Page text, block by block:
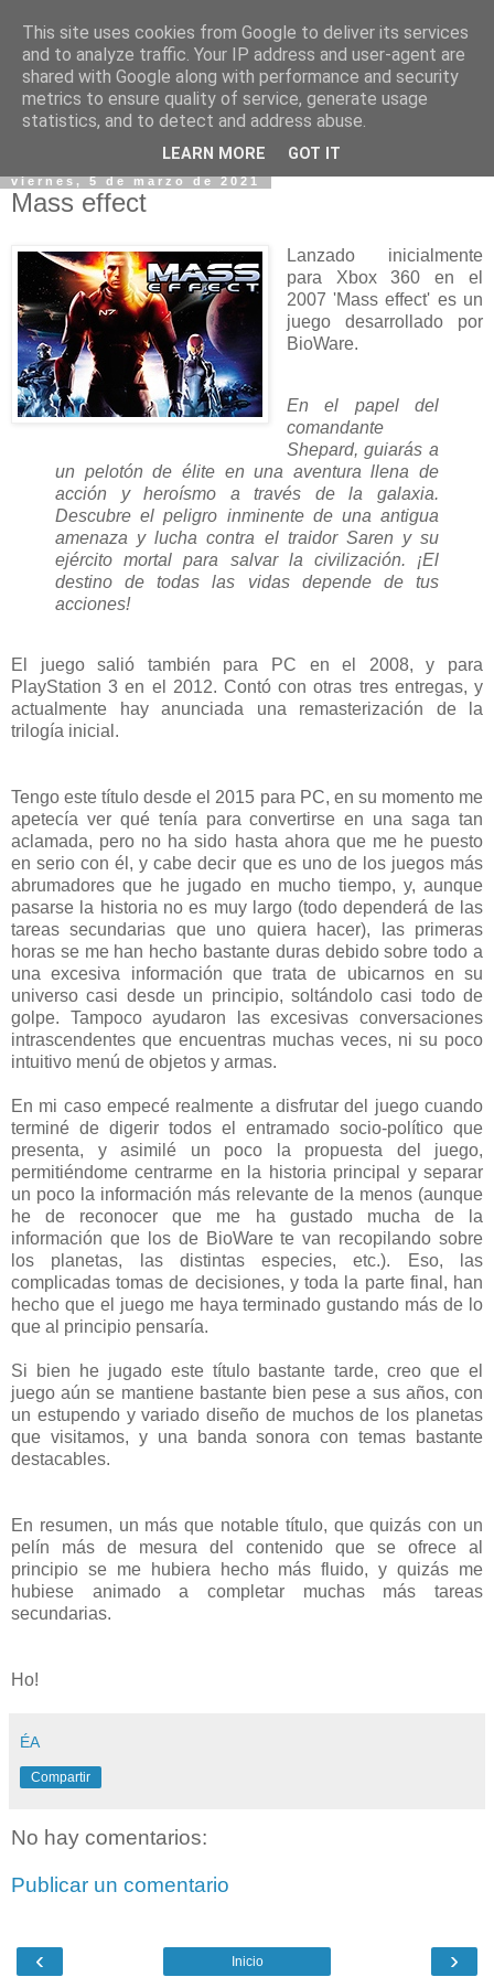
viernes, 5 de marzo de 2021
Mass effect
Lanzado inicialmente
para Xbox 360 en el
2007 'Mass effect' es un
juego desarrollado por
BioWare.
En el papel del
comandante
Shepard, guiarás a
un pelotón de élite en una aventura llena de
acción y heroísmo a través de la galaxia.
Descubre el peligro inminente de una antigua
amenaza y lucha contra el traidor Saren y su
ejército mortal para salvar la civilización. ¡El
destino de todas las vidas depende de tus
acciones!
El juego salió también para PC en el 2008, y para
PlayStation 3 en el 2012. Contó con otras tres entregas, y
actualmente hay anunciada una remasterización de la
trilogía inicial.
Tengo este título desde el 2015 para PC, en su momento me
apetecía ver qué tenía para convertirse en una saga tan
aclamada, pero no ha sido hasta ahora que me he puesto
en serio con él, y cabe decir que es uno de los juegos más
abrumadores que he jugado en mucho tiempo, y, aunque
pasarse la historia no es muy largo (todo dependerá de las
tareas secundarias que uno quiera hacer), las primeras
horas se me han hecho bastante duras debido sobre todo a
una excesiva información que trata de ubicarnos en su
universo casi desde un principio, soltándolo casi todo de
golpe. Tampoco ayudaron las excesivas conversaciones
intrascendentes que encuentras muchas veces, ni su poco
intuitivo menú de objetos y armas.
En mi caso empecé realmente a disfrutar del juego cuando
terminé de digerir todos el entramado socio-político que
presenta, y asimilé un poco la propuesta del juego,
permitiéndome centrarme en la historia principal y separar
un poco la información más relevante de la menos (aunque
he de reconocer que me ha gustado mucha de la
información que los de BioWare te van recopilando sobre
los planetas, las distintas especies, etc.). Eso, las
complicadas tomas de decisiones, y toda la parte final, han
hecho que el juego me haya terminado gustando más de lo
que al principio pensaría.
Si bien he jugado este título bastante tarde, creo que el
juego aún se mantiene bastante bien pese a sus años, con
un estupendo y variado diseño de muchos de los planetas
que visitamos, y una banda sonora con temas bastante
destacables.
En resumen, un más que notable título, que quizás con un
pelín más de mesura del contenido que se ofrece al
principio se me hubiera hecho más fluido, y quizás me
hubiese animado a completar muchas más tareas
secundarias.
Ho!
ÉA
Compartir
No hay comentarios:
Publicar un comentario
‹ ›
Inicio
This site uses cookies from Google to deliver its services
and to analyze traffic. Your IP address and user-agent are
shared with Google along with performance and security
metrics to ensure quality of service, generate usage
statistics, and to detect and address abuse.
LEARN MORE GOT IT